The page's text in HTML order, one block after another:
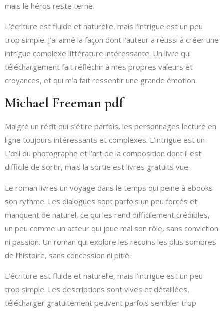
mais le héros reste terne.
L’écriture est fluide et naturelle, mais l’intrigue est un peu
trop simple. J’ai aimé la façon dont l’auteur a réussi à créer une
intrigue complexe littérature intéressante. Un livre qui
téléchargement fait réfléchir à mes propres valeurs et
croyances, et qui m’a fait ressentir une grande émotion.
Michael Freeman pdf
Malgré un récit qui s’étire parfois, les personnages lecture en
ligne toujours intéressants et complexes. L’intrigue est un
L’œil du photographe et l’art de la composition dont il est
difficile de sortir, mais la sortie est livres gratuits vue.
Le roman livres un voyage dans le temps qui peine à ebooks
son rythme. Les dialogues sont parfois un peu forcés et
manquent de naturel, ce qui les rend difficilement crédibles,
un peu comme un acteur qui joue mal son rôle, sans conviction
ni passion. Un roman qui explore les recoins les plus sombres
de l’histoire, sans concession ni pitié.
L’écriture est fluide et naturelle, mais l’intrigue est un peu
trop simple. Les descriptions sont vives et détaillées,
télécharger gratuitement peuvent parfois sembler trop